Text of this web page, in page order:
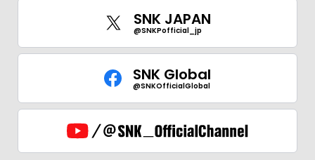
SNK JAPAN
@SNKPofficial_jp
SNK Global
@SNKOfficialGlobal